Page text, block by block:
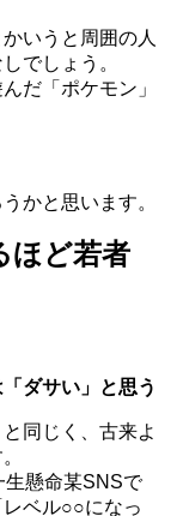
いうと周囲の人
でしょう。
だ「ポケモン」
かと思います。
ほど若者
ダサい」と思う
同じく、古来よ
生懸命某SNSで
レベル○○になっ